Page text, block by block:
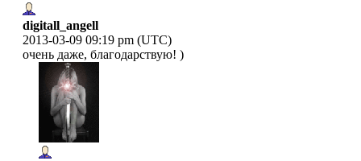
digitall_angell
2013-03-09 09:19 pm (UTC)
очень даже, благодарствую! )